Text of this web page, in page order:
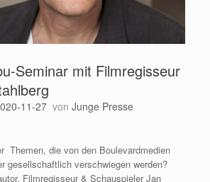
Seminar mit Filmregisseur
11-27 von Junge Presse
Themen, die von den Boulevardmedien
gesellschaftlich verschwiegen werden?
Filmregisseur & Schauspieler Jan